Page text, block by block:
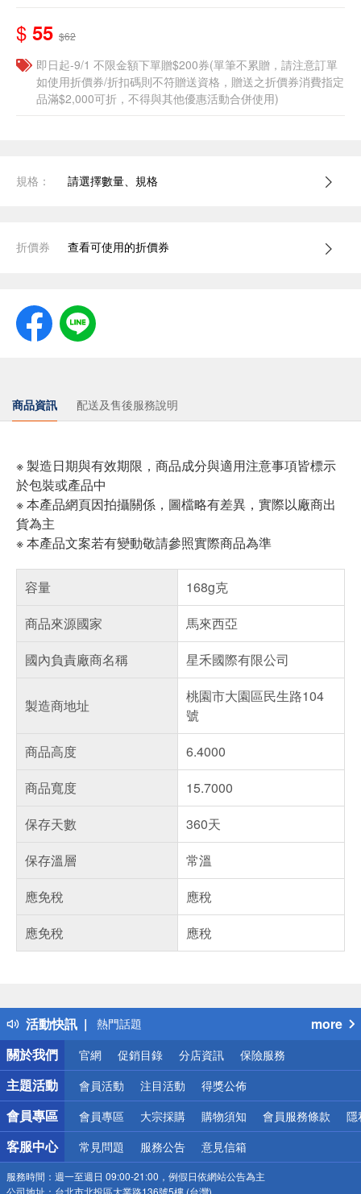
$ 55 $62
即日起-9/1 不限金額下單贈$200券(單筆不累贈，請注意訂單
如使用折價券/折扣碼則不符贈送資格，贈送之折價券消費指定
品滿$2,000可折，不得與其他優惠活動合併使用)
規格： 請選擇數量、規格
折價券 查看可使用的折價券
商品資訊 配送及售後服務說明
※ 製造日期與有效期限，商品成分與適用注意事項皆標示
於包裝或產品中
※ 本產品網頁因拍攝關係，圖檔略有差異，實際以廠商出
貨為主
※ 本產品文案若有變動敬請參照實際商品為準
容量
168g克
商品來源國家
馬來西亞
國內負責廠商名稱
星禾國際有限公司
製造商地址
桃園市大園區民生路104
號
商品高度
6.4000
商品寬度
15.7000
保存天數
360天
保存溫層
常溫
應免稅
應稅
應免稅
應稅
活動快訊
得獎公告
熱門話題
銀行優惠
偏遠地區配送
詐騙網頁！請小心！
more
關於我們
官網 促銷目錄 分店資訊 保險服務
主題活動 會員活動 注目活動 得獎公佈
會員專區 會員專區 大宗採購 購物須知 會員服務條款 隱
客服中心 常見問題 服務公告 意見信箱
服務時間： 週一至週日 09:00-21:00，例假日依網站公告為主
公司地址： 台北市北投區大業路136號5樓 (台灣)